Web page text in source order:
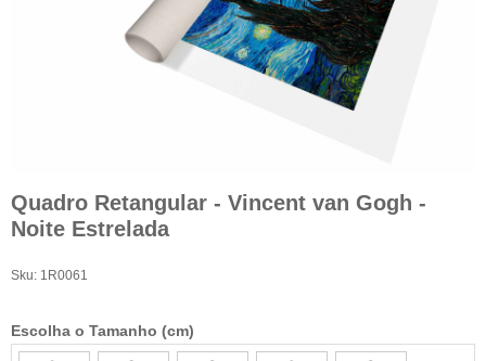
Quadro Retangular - Vincent van Gogh -
Noite Estrelada
Sku: 1R0061
Escolha o Tamanho (cm)